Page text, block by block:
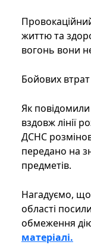
життю та
вогонь вони
Бойових
Як
вздовж лінії
ДСНС
передано на
предметів.
Нагадуємо, що
області
обмеження
матеріалі.